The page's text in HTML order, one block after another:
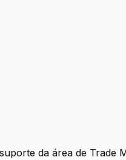
da área de Trade